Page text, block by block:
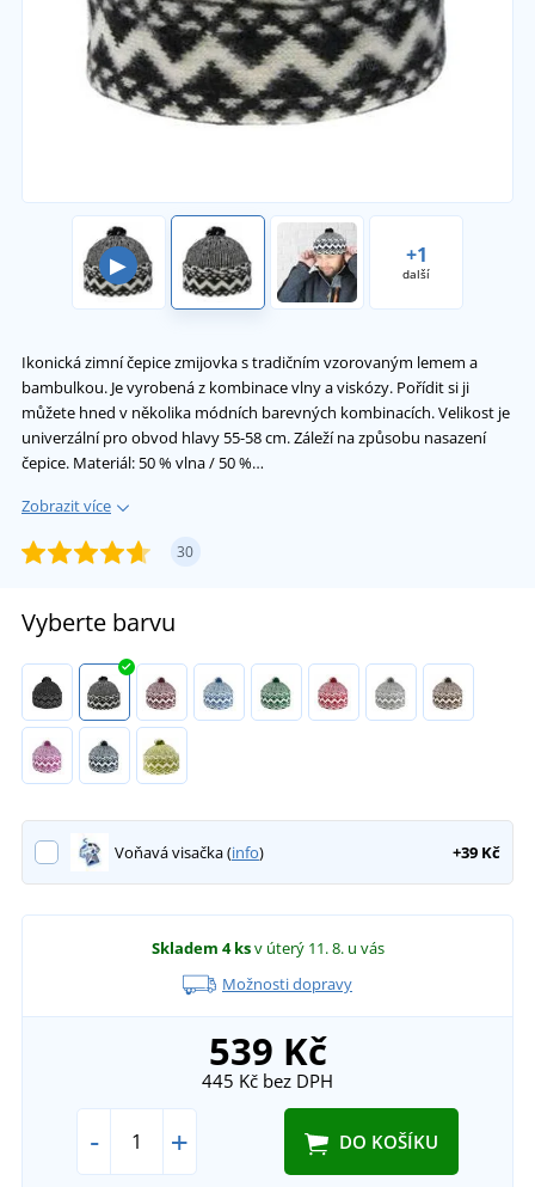
▶ +1
další
Ikonická zimní čepice zmijovka s tradičním vzorovaným lemem a
bambulkou. Je vyrobená z kombinace vlny a viskózy. Pořídit si ji
můžete hned v několika módních barevných kombinacích. Velikost je
univerzální pro obvod hlavy 55-58 cm. Záleží na způsobu nasazení
čepice. Materiál: 50 % vlna / 50 %…
Zobrazit více
30
Vyberte barvu
Voňavá visačka (info) +39 Kč
Skladem 4 ksv úterý 11. 8. u vás
Možnosti dopravy
539 Kč
445 Kč bez DPH
- + DO KOŠÍKU